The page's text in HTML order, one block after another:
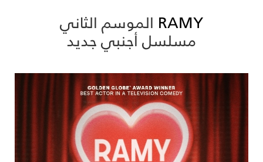
RAMY الموسم الثاني
مسلسل أجنبي جديد